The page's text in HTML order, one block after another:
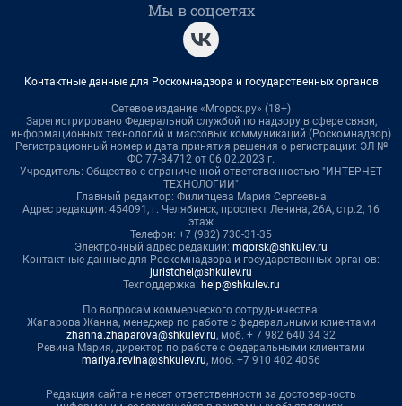
Мы в соцсетях
Контактные данные для Роскомнадзора и государственных органов
Сетевое издание «Мгорск.ру» (18+)
Зарегистрировано Федеральной службой по надзору в сфере связи,
информационных технологий и массовых коммуникаций (Роскомнадзор)
Регистрационный номер и дата принятия решения о регистрации: ЭЛ №
ФС 77-84712 от 06.02.2023 г.
Учредитель: Общество с ограниченной ответственностью "ИНТЕРНЕТ
ТЕХНОЛОГИИ"
Главный редактор: Филипцева Мария Сергеевна
Адрес редакции: 454091, г. Челябинск, проспект Ленина, 26А, стр.2, 16
этаж
Телефон: +7 (982) 730-31-35
Электронный адрес редакции: mgorsk@shkulev.ru
Контактные данные для Роскомнадзора и государственных органов:
juristchel@shkulev.ru
Техподдержка: help@shkulev.ru
По вопросам коммерческого сотрудничества:
Жапарова Жанна, менеджер по работе с федеральными клиентами
zhanna.zhaparova@shkulev.ru, моб. + 7 982 640 34 32
Ревина Мария, директор по работе с федеральными клиентами
mariya.revina@shkulev.ru, моб. +7 910 402 4056
Редакция сайта не несет ответственности за достоверность